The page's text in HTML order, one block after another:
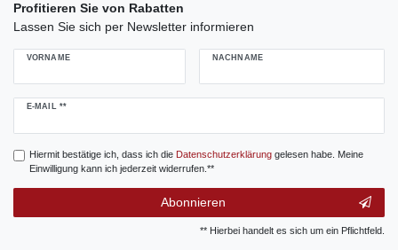
Profitieren Sie von Rabatten
Lassen Sie sich per Newsletter informieren
VORNAME NACHNAME
E-MAIL **
Newsletter
Hiermit bestätige ich, dass ich die Daten­schutz­erklärunggelesen habe. Meine
Einwilligung kann ich jederzeit widerrufen.**
Abonnieren
** Hierbei handelt es sich um ein Pflichtfeld.